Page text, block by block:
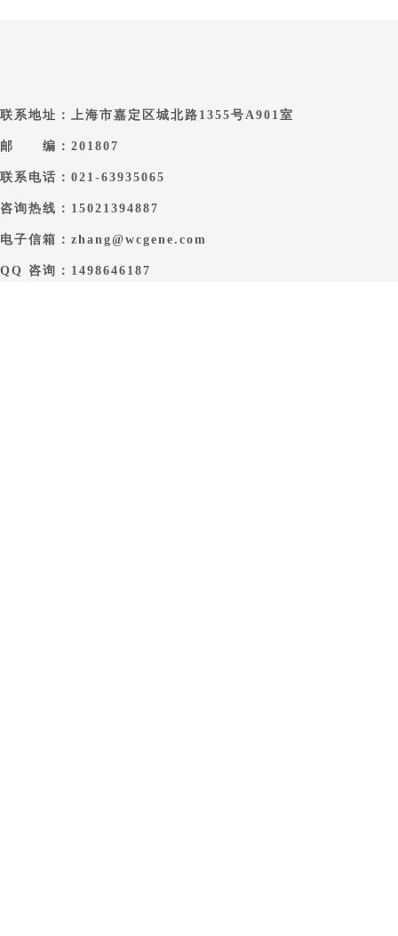
联系地址：上海市嘉定区城北路1355号A901室
邮 编：201807
联系电话：021-63935065
咨询热线：15021394887
电子信箱：zhang@wcgene.com
QQ 咨询：1498646187